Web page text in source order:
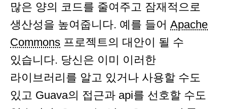
많은 양의 코드를 줄여주고 잠재적으로
생산성을 높여줍니다. 예를 들어 Apache
Commons 프로젝트의 대안이 될 수
있습니다. 당신은 이미 이러한
라이브러리를 알고 있거나 사용할 수도
있고 Guava의 접근과 api를 선호할 수도